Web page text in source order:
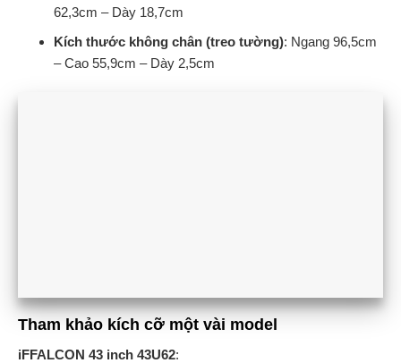
62,3cm – Dày 18,7cm
Kích thước không chân (treo tường): Ngang 96,5cm
– Cao 55,9cm – Dày 2,5cm
Tham khảo kích cỡ một vài model
iFFALCON 43 inch 43U62: